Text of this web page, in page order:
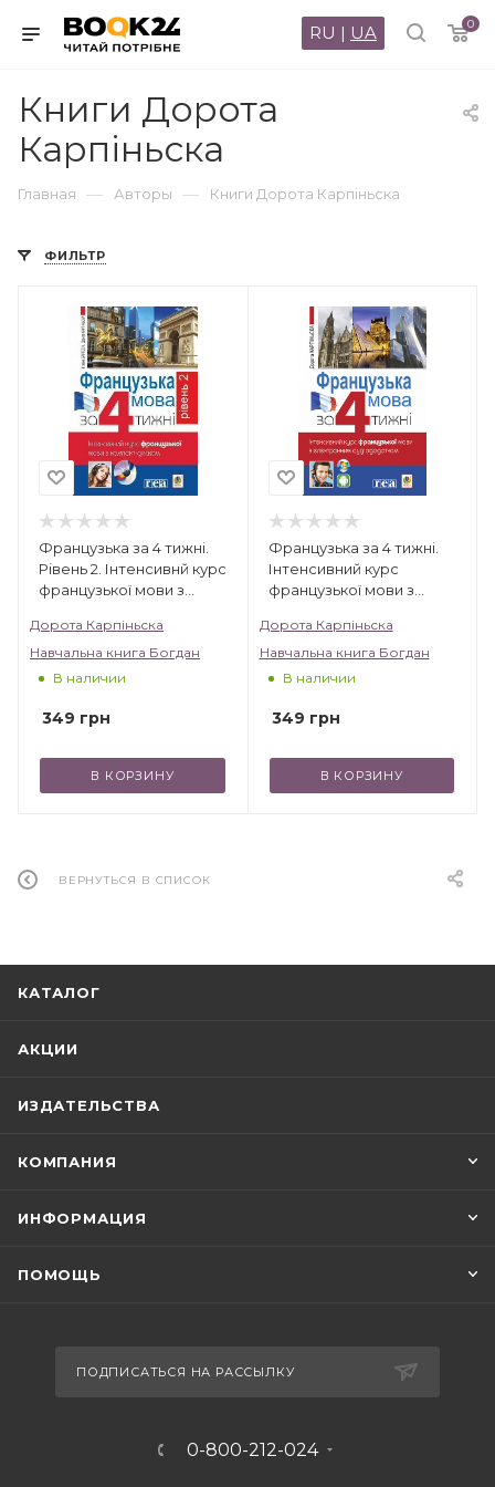
0
RU | UA
Книги Дорота
Карпіньска
Главная — Авторы — Книги Дорота Карпіньска
ФИЛЬТР
Французька за 4 тижні.
Рівень 2. Інтенсивнй курс
французької мови з
аудіододатком
Дорота Карпіньска
Навчальна книга Богдан
В наличии
349 грн
В КОРЗИНУ
Французька за 4 тижні.
Інтенсивний курс
французької мови з
аудіододатком
Дорота Карпіньска
Навчальна книга Богдан
В наличии
349 грн
В КОРЗИНУ
ВЕРНУТЬСЯ В СПИСОК
КАТАЛОГ
АКЦИИ
ИЗДАТЕЛЬСТВА
КОМПАНИЯ
ИНФОРМАЦИЯ
ПОМОЩЬ
ПОДПИСАТЬСЯ НА РАССЫЛКУ
0-800-212-024